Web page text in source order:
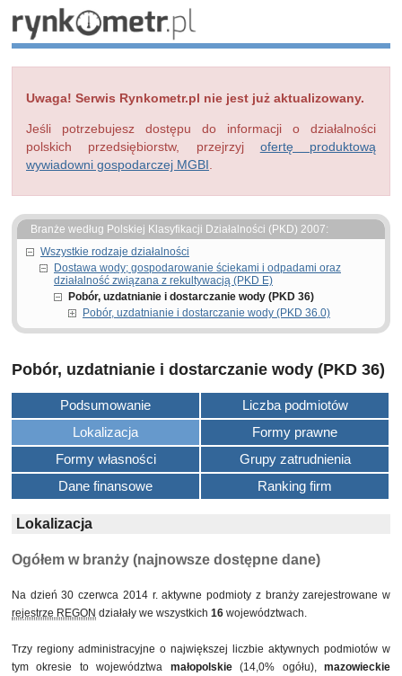
Uwaga! Serwis Rynkometr.pl nie jest już aktualizowany.
Jeśli potrzebujesz dostępu do informacji o działalności
polskich przedsiębiorstw, przejrzyj ofertę produktową
wywiadowni gospodarczej MGBI
Branże według Polskiej Klasyfikacji Działalności (PKD) 2007:
Wszystkie rodzaje działalności
Dostawa wody; gospodarowanie ściekami i odpadami oraz
działalność związana z rekultywacją (PKD E)
Pobór, uzdatnianie i dostarczanie wody (PKD 36)
Pobór, uzdatnianie i dostarczanie wody (PKD 36.0)
Pobór, uzdatnianie i dostarczanie wody (PKD 36)
Podsumowanie
Liczba podmiotów
Lokalizacja
Formy prawne
Formy własności
Grupy zatrudnienia
Dane finansowe
Ranking firm
Lokalizacja
Ogółem w branży (najnowsze dostępne dane)
Na dzień 30 czerwca 2014 r. aktywne podmioty z branży zarejestrowane w
rejestrze REGON działały we wszystkich 16 województwach.
Trzy regiony administracyjne o największej liczbie aktywnych podmiotów w
tym okresie to województwa małopolskie(14,0% ogółu),mazowieckie